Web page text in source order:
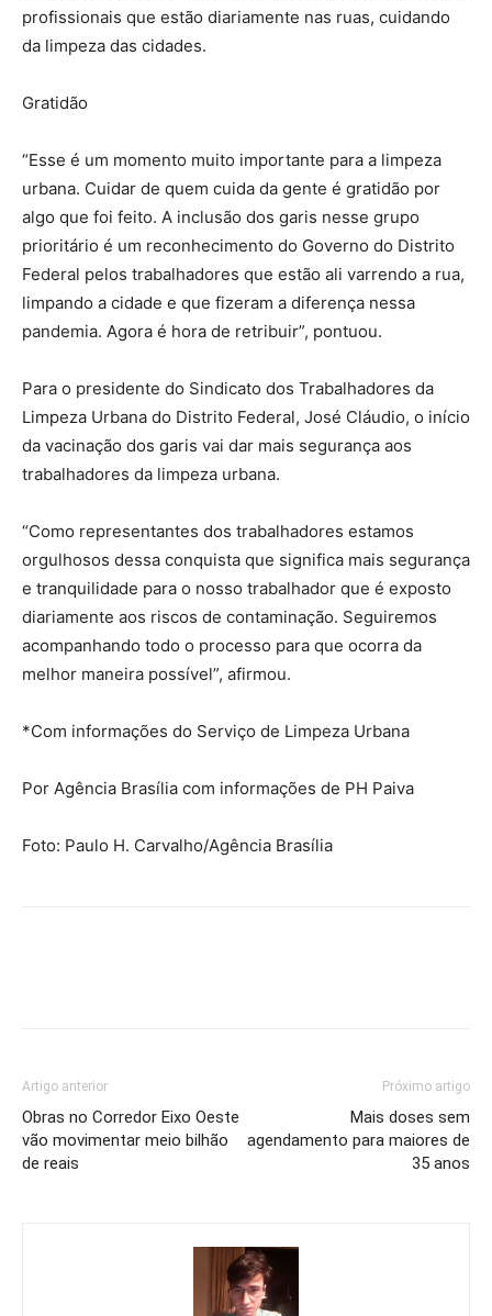
profissionais que estão diariamente nas ruas, cuidando
da limpeza das cidades.
Gratidão
“Esse é um momento muito importante para a limpeza
urbana. Cuidar de quem cuida da gente é gratidão por
algo que foi feito. A inclusão dos garis nesse grupo
prioritário é um reconhecimento do Governo do Distrito
Federal pelos trabalhadores que estão ali varrendo a rua,
limpando a cidade e que fizeram a diferença nessa
pandemia. Agora é hora de retribuir”, pontuou.
Para o presidente do Sindicato dos Trabalhadores da
Limpeza Urbana do Distrito Federal, José Cláudio, o início
da vacinação dos garis vai dar mais segurança aos
trabalhadores da limpeza urbana.
“Como representantes dos trabalhadores estamos
orgulhosos dessa conquista que significa mais segurança
e tranquilidade para o nosso trabalhador que é exposto
diariamente aos riscos de contaminação. Seguiremos
acompanhando todo o processo para que ocorra da
melhor maneira possível”, afirmou.
*Com informações do Serviço de Limpeza Urbana
Por Agência Brasília com informações de PH Paiva
Foto: Paulo H. Carvalho/Agência Brasília
Artigo anterior
Obras no Corredor Eixo Oeste
vão movimentar meio bilhão
de reais
Próximo artigo
Mais doses sem
agendamento para maiores de
35 anos